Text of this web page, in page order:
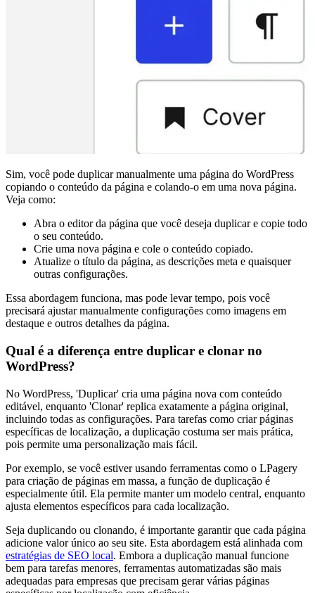
Sim, você pode duplicar manualmente uma página do WordPress
copiando o conteúdo da página e colando-o em uma nova página.
Veja como:
Abra o editor da página que você deseja duplicar e copie todo
o seu conteúdo.
Crie uma nova página e cole o conteúdo copiado.
Atualize o título da página, as descrições meta e quaisquer
outras configurações.
Essa abordagem funciona, mas pode levar tempo, pois você
precisará ajustar manualmente configurações como imagens em
destaque e outros detalhes da página.
Qual é a diferença entre duplicar e clonar no
WordPress?
No WordPress, 'Duplicar' cria uma página nova com conteúdo
editável, enquanto 'Clonar' replica exatamente a página original,
incluindo todas as configurações. Para tarefas como criar páginas
específicas de localização, a duplicação costuma ser mais prática,
pois permite uma personalização mais fácil.
Por exemplo, se você estiver usando ferramentas como o LPagery
para criação de páginas em massa, a função de duplicação é
especialmente útil. Ela permite manter um modelo central, enquanto
ajusta elementos específicos para cada localização.
Seja duplicando ou clonando, é importante garantir que cada página
adicione valor único ao seu site. Esta abordagem está alinhada com
estratégias de SEO local. Embora a duplicação manual funcione
bem para tarefas menores, ferramentas automatizadas são mais
adequadas para empresas que precisam gerar várias páginas